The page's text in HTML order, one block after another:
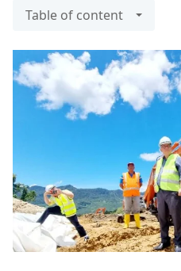
Table of content